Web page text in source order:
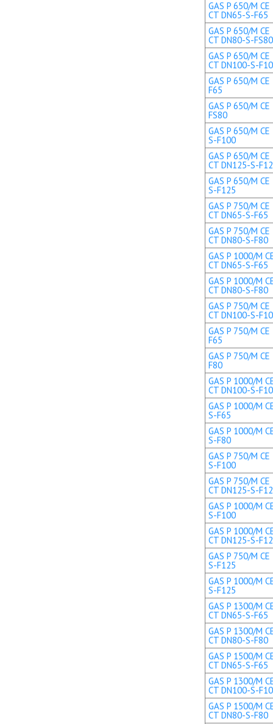
GAS P 650/M CE
CT DN65-S-F65
GAS P 650/M CE
CT DN80-S-FS80
GAS P 650/M CE
CT DN100-S-
GAS P 650/M
F65
GAS P 650/M
FS80
GAS P 650/M
S-F100
GAS P 650/M CE
CT DN125-S-
GAS P 650/M
S-F125
GAS P 750/M CE
CT DN65-S-F65
GAS P 750/M CE
CT DN80-S-F80
GAS P 1000/M
CT DN65-S-F65
GAS P 1000/M
CT DN80-S-F80
GAS P 750/M CE
CT DN100-S-
GAS P 750/M
F65
GAS P 750/M
F80
GAS P 1000/M
CT DN100-S-
GAS P 1000/M
S-F65
GAS P 1000/M
S-F80
GAS P 750/M
S-F100
GAS P 750/M CE
CT DN125-S-
GAS P 1000/M
S-F100
GAS P 1000/M
CT DN125-S-
GAS P 750/M
S-F125
GAS P 1000/M
S-F125
GAS P 1300/M
CT DN65-S-F65
GAS P 1300/M
CT DN80-S-F80
GAS P 1500/M
CT DN65-S-F65
GAS P 1300/M
CT DN100-S-
GAS P 1500/M
CT DN80-S-F80